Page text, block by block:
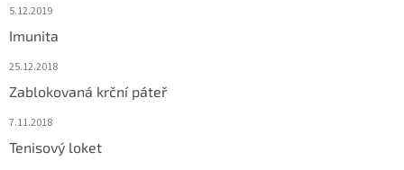
5.12.2019
Imunita
25.12.2018
Zablokovaná krční páteř
7.11.2018
Tenisový loket